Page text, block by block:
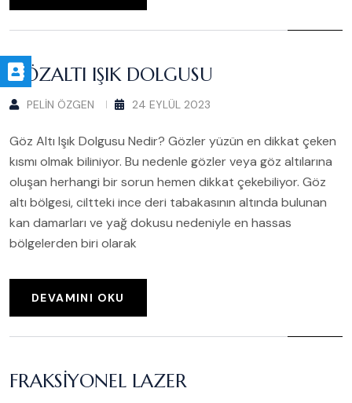
GÖZALTI IŞIK DOLGUSU
PELIN ÖZGEN 24 EYLÜL 2023
Göz Altı Işık Dolgusu Nedir? Gözler yüzün en dikkat çeken
kısmı olmak biliniyor. Bu nedenle gözler veya göz altılarına
oluşan herhangi bir sorun hemen dikkat çekebiliyor. Göz
altı bölgesi, ciltteki ince deri tabakasının altında bulunan
kan damarları ve yağ dokusu nedeniyle en hassas
bölgelerden biri olarak
DEVAMINI OKU
FRAKSIYONEL LAZER